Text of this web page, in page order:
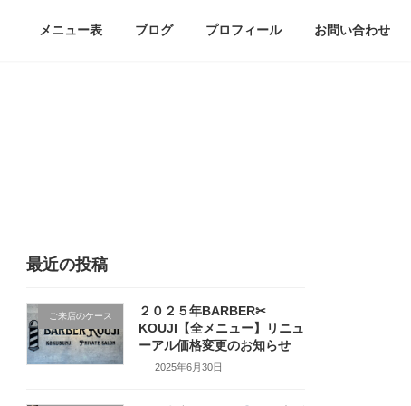
メニュー表 ブログ プロフィール お問い合わせ
最近の投稿
ご来店のケース
２０２５年BARBER✂
KOUJI【全メニュー】リニュ
ーアル価格変更のお知らせ
2025年6月30日